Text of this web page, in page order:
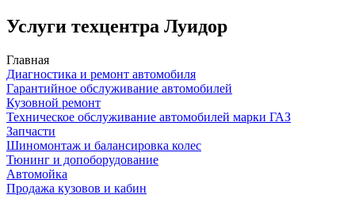
Услуги техцентра Луидор
Главная
Диагностика и ремонт автомобиля
Гарантийное обслуживание автомобилей
Кузовной ремонт
Техническое обслуживание автомобилей марки ГАЗ
Запчасти
Шиномонтаж и балансировка колес
Тюнинг и допоборудование
Автомойка
Продажа кузовов и кабин